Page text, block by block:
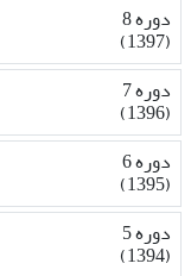
دوره 8
(1397)
دوره 7
(1396)
دوره 6
(1395)
دوره 5
(1394)